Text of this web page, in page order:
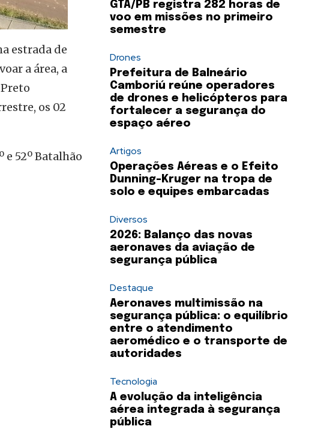
estrada de
a área, a
os 02
52º Batalhão
GTA/PB registra 282 horas de
voo em missões no primeiro
semestre
Drones
Prefeitura de Balneário
Camboriú reúne operadores
de drones e helicópteros para
fortalecer a segurança do
espaço aéreo
Artigos
Operações Aéreas e o Efeito
Dunning-Kruger na tropa de
solo e equipes embarcadas
Diversos
2026: Balanço das novas
aeronaves da aviação de
segurança pública
Destaque
Aeronaves multimissão na
segurança pública: o equilíbrio
entre o atendimento
aeromédico e o transporte de
autoridades
Tecnologia
A evolução da inteligência
aérea integrada à segurança
pública